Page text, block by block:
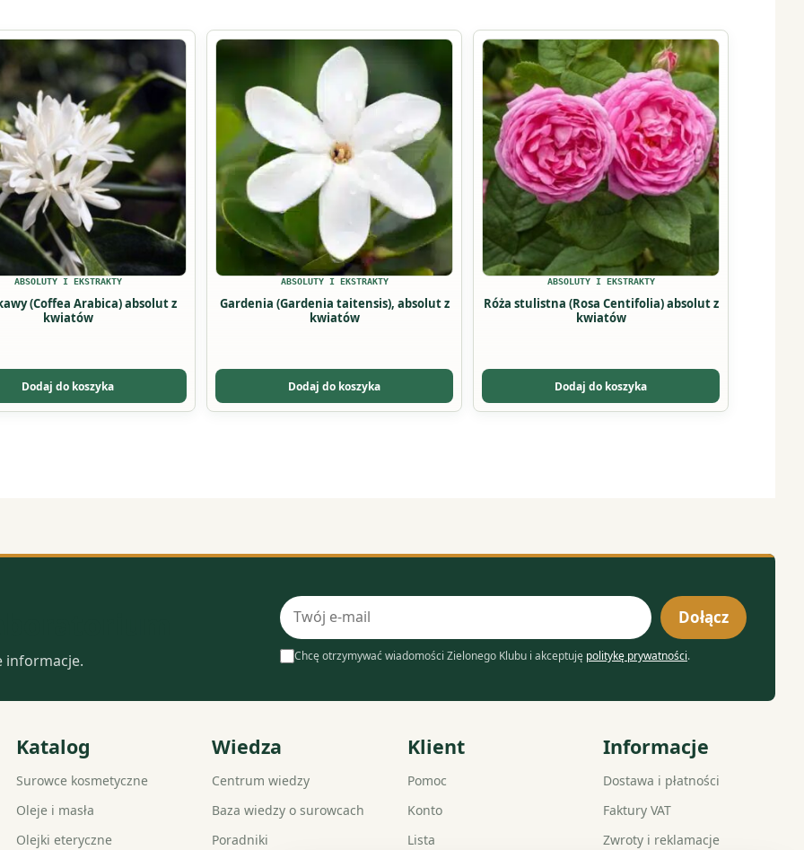
ABSOLUTY I EKSTRAKTY
absolut z
kwiatów
Dodaj do koszyka
ABSOLUTY I EKSTRAKTY
Gardenia (Gardenia taitensis), absolut z
kwiatów
Dodaj do koszyka
Ten
ma
wiele
wariantów.
Opcje
można
wybrać
na
stronie
produktu
ABSOLUTY I EKSTRAKTY
Róża stulistna (Rosa Centifolia) absolut z
kwiatów
Dodaj do koszyka
informacje.
Adres
e-
mail
Dołącz
Chcę otrzymywać wiadomości Zielonego Klubu i akceptuję politykę prywatności.
Katalog
Surowce kosmetyczne
Oleje i masła
Olejki eteryczne
Wiedza
Centrum wiedzy
Baza wiedzy o surowcach
Poradniki
Klient
Pomoc
Konto
Lista
Informacje
Dostawa i płatności
Faktury VAT
Zwroty i reklamacje